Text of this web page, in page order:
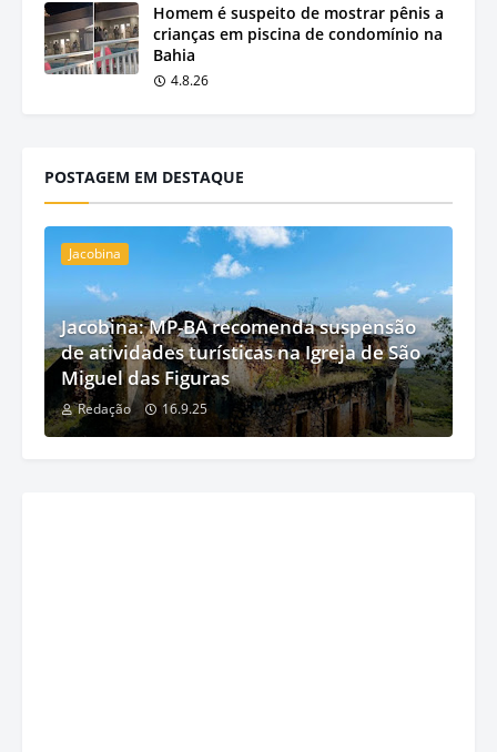
Homem é suspeito de mostrar pênis a
crianças em piscina de condomínio na
Bahia
4.8.26
POSTAGEM EM DESTAQUE
Jacobina
Jacobina: MP-BA recomenda suspensão
de atividades turísticas na Igreja de São
Miguel das Figuras
Redação 16.9.25